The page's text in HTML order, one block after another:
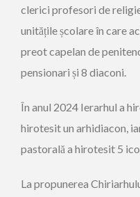
clerici profesori de
unitățile școlare în care
preot capelan de
pensionari și 8 diaconi.
În anul 2024 Ierarhul a
hirotesit un arhidiacon,
pastorală a hirotesit 5
La propunerea